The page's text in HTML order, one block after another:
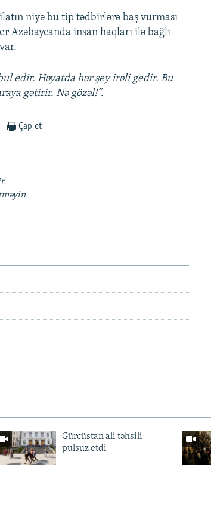
niyə bu tip tədbirlərə baş vurması
Azəbaycanda insan haqları ilə bağlı
edir. Həyatda hər şey irəli gedir. Bu
gətirir. Nə gözəl!”.
Çap et
Gürcüstan ali təhsili
pulsuz etdi